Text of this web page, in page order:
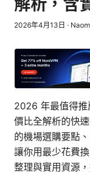
解析，含
2026年4月13日 ·
2026 年最值得推
價比全解析的快
的機場選購要點
讓你用最少花費
整理與實用資源